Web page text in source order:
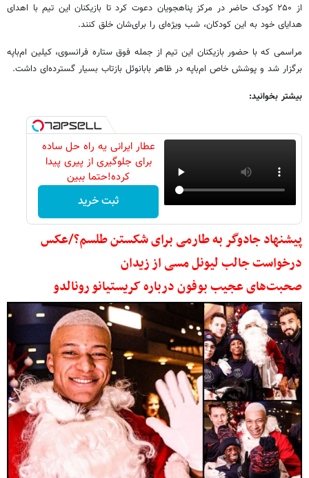
از ۲۵۰ کودک حاضر در مرکز پناهجویان دعوت کرد تا بازیکنان این تیم با اهدای
هدایای خود به این کودکان، شب ویژه‌ای را برای‌شان خلق کنند.
مراسمی که با حضور بازیکنان این تیم از جمله فوق ستاره فرانسوی، کیلین ام‌باپه
برگزار شد و پوشش خاص ام‌باپه در ظاهر بابانوئل بازتاب بسیار گسترده‌ای داشت.
بیشتر بخوانید:
عطار ایرانی یه راه حل ساده
برای جلوگیری از پیری پیدا
کرده!حتما ببین
ثبت خرید
پیشنهاد جادوگر به طارمی برای شکستن طلسم؟/عکس
درخواست جالب لیونل مسی از زیدان
صحبت‌های عجیب بوفون درباره کریستیانو رونالدو